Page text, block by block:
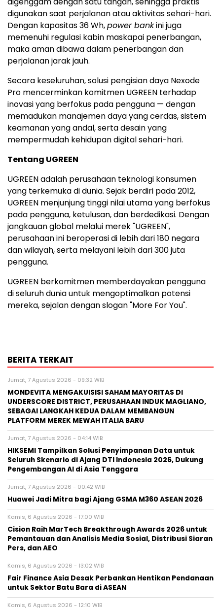
digunakan saat perjalanan atau aktivitas sehari-hari.
Dengan kapasitas 36 Wh,power bankini juga
memenuhi regulasi kabin maskapai penerbangan,
maka aman dibawa dalam penerbangan dan
perjalanan jarakjauh.
Secara keseluruhan, solusi pengisian daya Nexode
Pro mencerminkan komitmen UGREEN terhadap
inovasi yang berfokus pada pengguna — dengan
memadukan manajemen daya yang cerdas, sistem
keamanan yang andal, serta desain yang
mempermudah kehidupan digital sehari-hari.
Tentang UGREEN
UGREEN adalah perusahaan teknologi konsumen
yang terkemuka di dunia. Sejak berdiri pada 2012,
UGREEN menjunjung tinggi nilai utama yang berfokus
pada pengguna, ketulusan, dan berdedikasi. Dengan
jangkauan global melalui merek "UGREEN",
perusahaan ini beroperasi di lebih dari 180 negara
dan wilayah, serta melayani lebih dari 300 juta
pengguna.
UGREEN berkomitmen memberdayakan pengguna
di seluruh dunia untuk mengoptimalkan potensi
mereka, sejalan dengan slogan"More For You".
BERITA TERKAIT
Jumat, 7 Agustus 2026 - 09:32 WIB
MONDEVITA MENGAKUISISI SAHAM MAYORITAS DI
UNDERSCORE DISTRICT, PERUSAHAAN INDUK MAGLIANO,
SEBAGAI LANGKAH KEDUA DALAM MEMBANGUN
PLATFORM MEREK MEWAH ITALIA BARU
Jumat, 7 Agustus 2026 - 04:14 WIB
HIKSEMI Tampilkan Solusi Penyimpanan Data untuk
Seluruh Skenario di Ajang DTI Indonesia 2026, Dukung
Pengembangan AI di Asia Tenggara
Jumat, 7 Agustus 2026 - 00:42 WIB
Huawei Jadi Mitra bagi Ajang GSMA M360 ASEAN 2026
Kamis, 6 Agustus 2026 - 17:00 WIB
Cision Raih MarTech Breakthrough Awards 2026 untuk
Pemantauan dan Analisis Media Sosial, Distribusi Siaran
Pers, dan AEO
Kamis, 6 Agustus 2026 - 13:02 WIB
Fair Finance Asia Desak Perbankan Hentikan Pendanaan
untuk Sektor Batu Bara di ASEAN
Kamis, 6 Agustus 2026 - 12:10 WIB